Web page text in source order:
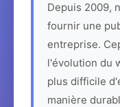
Depuis 2009,
fournir une
entreprise.
l'évolution du
plus difficile
manière